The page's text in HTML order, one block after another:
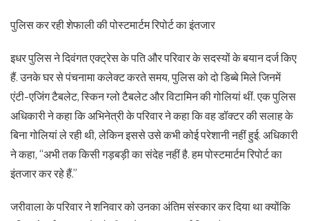
पुलिस कर रही शेफाली की पोस्टमार्टम रिपोर्ट का इंतजार
इधर पुलिस ने दिवंगत एक्ट्रेस के पति और परिवार के सदस्यों के बयान दर्ज किए
हैं. उनके घर से पंचनामा कलेक्ट करते समय, पुलिस को दो डिब्बे मिले जिनमें
एंटी-एजिंग टैबलेट, स्किन ग्लो टैबलेट और विटामिन की गोलियां थीं. एक पुलिस
अधिकारी ने कहा कि अभिनेत्री के परिवार ने कहा कि वह डॉक्टर की सलाह के
बिना गोलियां ले रही थी, लेकिन इससे उसे कभी कोई परेशानी नहीं हुई. अधिकारी
ने कहा, “अभी तक किसी गड़बड़ी का संदेह नहीं है. हम पोस्टमार्टम रिपोर्ट का
इंतजार कर रहे हैं.”
जरीवाला के परिवार ने शनिवार को उनका अंतिम संस्कार कर दिया था क्योंकि